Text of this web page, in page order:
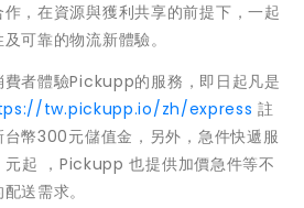
，在資源與獲利共享的前提下，一起
可靠的物流新體驗。
者體驗Pickupp的服務，即日起凡是
tw.pickupp.io/zh/express 註
幣300元儲值金，另外，急件快遞服
起 ，Pickupp 也提供加價急件等不
送需求。